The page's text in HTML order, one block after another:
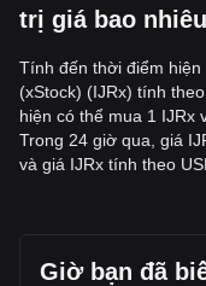
trị giá bao
Tính đến thời điểm hiện
(xStock) (IJRx) tính
hiện có thể mua 1 IJRx
Trong 24 giờ qua, giá
và giá IJRx tính theo
Giờ bạn đã